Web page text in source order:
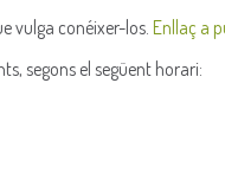
vulga conéixer-los. Enllaç a
segons el següent horari: